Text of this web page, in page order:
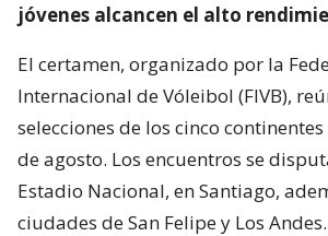
jóvenes alcancen el alto
El certamen, organizado por la
Internacional de Vóleibol (FIVB),
selecciones de los cinco
de agosto. Los encuentros se
Estadio Nacional, en Santiago,
ciudades de San Felipe y Los Andes.